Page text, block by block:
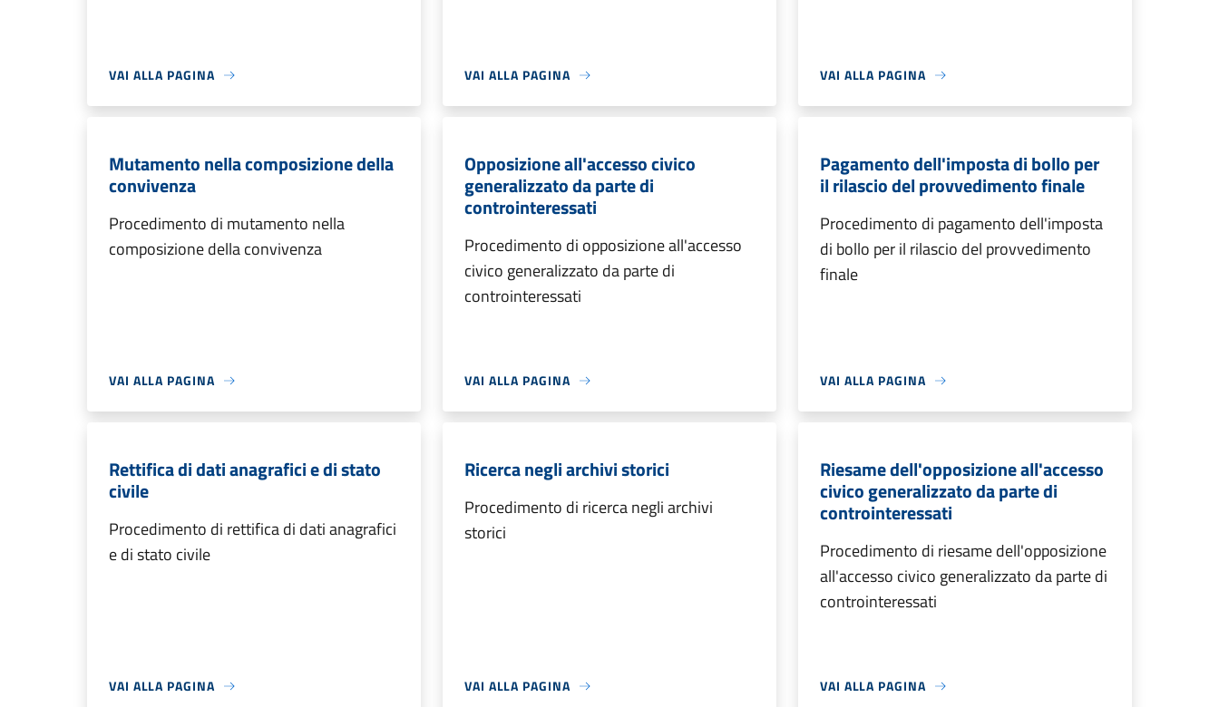
VAI ALLA PAGINA VAI ALLA PAGINA VAI ALLA PAGINA
Mutamento nella composizione della
convivenza
Procedimento di mutamento nella
composizione della convivenza
VAI ALLA PAGINA
Opposizione all'accesso civico
generalizzato da parte di
controinteressati
Procedimento di opposizione all'accesso
civico generalizzato da parte di
controinteressati
VAI ALLA PAGINA
Pagamento dell'imposta di bollo per
il rilascio del provvedimento finale
Procedimento di pagamento dell'imposta
di bollo per il rilascio del provvedimento
finale
VAI ALLA PAGINA
Rettifica di dati anagrafici e di stato
civile
Procedimento di rettifica di dati anagrafici
e di stato civile
VAI ALLA PAGINA
Ricerca negli archivi storici
Procedimento di ricerca negli archivi
storici
VAI ALLA PAGINA
Riesame dell'opposizione all'accesso
civico generalizzato da parte di
controinteressati
Procedimento di riesame dell'opposizione
all'accesso civico generalizzato da parte di
controinteressati
VAI ALLA PAGINA